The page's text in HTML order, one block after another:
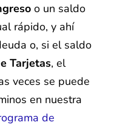
o un saldo
rápido, y ahí
o, si el saldo
Tarjetas, el
veces se puede
en nuestra
de